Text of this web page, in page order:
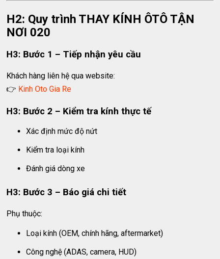
H2: Quy trình THAY KÍNH ÔTÔ TẬN
NƠI 020
H3: Bước 1 – Tiếp nhận yêu cầu
Khách hàng liên hệ qua website:
👉 Kinh Oto Gia Re
H3: Bước 2 – Kiểm tra kính thực tế
Xác định mức độ nứt
Kiểm tra loại kính
Đánh giá dòng xe
H3: Bước 3 – Báo giá chi tiết
Phụ thuộc:
Loại kính (OEM, chính hãng, aftermarket)
Công nghệ (ADAS, camera, HUD)